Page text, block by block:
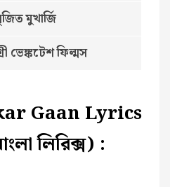
মুখার্জি
ভেঙ্কটেশ ফিল্মস
Gaan Lyrics
লিরিক্স) :